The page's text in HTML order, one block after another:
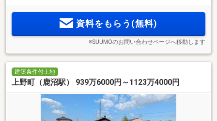
資料をもらう(無料)
※SUUMOのお問い合わせページへ移動します
建築条件付土地
上野町（鹿沼駅） 939万6000円～1123万4000円